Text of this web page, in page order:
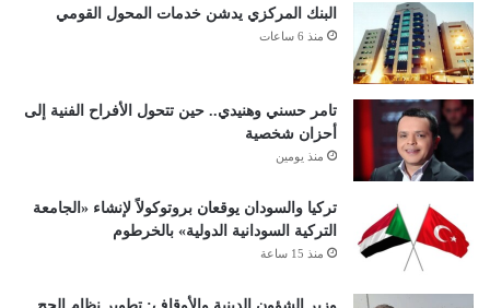
البنك المركزي يدشن خدمات المحول القومي
منذ 6 ساعات
تامر حسني وهنيدي.. حين تتحول الأفراح الفنية إلى
أحزان شخصية
منذ يومين
تركيا والسودان يوقعان بروتوكولاً لإنشاء «الجامعة
التركية السودانية الدولية» بالخرطوم
منذ 15 ساعة